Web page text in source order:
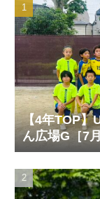
【4年TOP】
ん広場G［7
チレポート